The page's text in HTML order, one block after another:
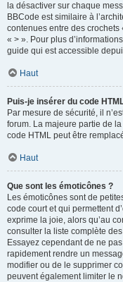
la désactiver sur chaque
BBCode est similaire à
contenues entre des crochets
« > ». Pour plus
guide qui est accessible
Haut
Puis-je insérer du code
Par mesure de sécurité, il
forum. La majeure partie de
code HTML peut être
Haut
Que sont les émoticônes ?
Les émoticônes sont de
code court et qui permettent
exprime la joie, alors qu’au
consulter la liste complète
Essayez cependant de ne
rapidement rendre un
modifier ou de le supprimer
peuvent également limiter le